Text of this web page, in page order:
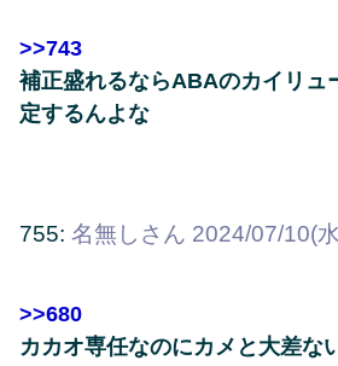
>>743
補正盛れるならABAのカイリュ
定するんよな
755: 名無しさん 2024/07/10(
>>680
カカオ専任なのにカメと大差な